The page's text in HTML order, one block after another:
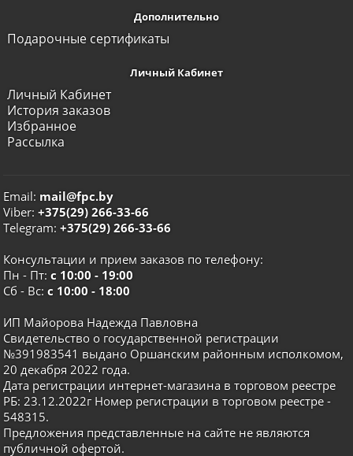
Дополнительно
Подарочные сертификаты
Личный Кабинет
Личный Кабинет
История заказов
Избранное
Рассылка
Email: mail@fpc.by
Viber:+375(29) 266-33-66
Telegram:+375(29) 266-33-66
Консультации и прием заказов по телефону:
Пн - Пт:с 10:00 - 19:00
Сб - Вс:с 10:00 - 18:00
ИП Майорова Надежда Павловна
Свидетельство о государственной регистрации
№391983541 выдано Оршанским районным исполкомом,
20 декабря 2022 года.
Дата регистрации интернет-магазина в торговом реестре
РБ: 23.12.2022г Номер регистрации в торговом реестре -
548315.
Предложения представленные на сайте не являются
публичной офертой.